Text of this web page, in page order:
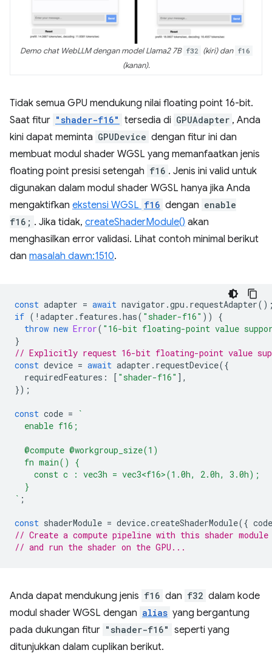
Demo chat WebLLM dengan model Llama2 7B f32 (kiri) dan f16
(kanan).
Tidak semua GPU mendukung nilai floating point 16-bit.
Saat fitur "shader-f16" tersedia di GPUAdapter , Anda
kini dapat meminta GPUDevice dengan fitur ini dan
membuat modul shader WGSL yang memanfaatkan jenis
floating point presisi setengah f16 . Jenis ini valid untuk
digunakan dalam modul shader WGSL hanya jika Anda
mengaktifkan ekstensi WGSL f16 dengan enable
f16; . Jika tidak, createShaderModule() akan
menghasilkan error validasi. Lihat contoh minimal berikut
dan masalah dawn:1510.
const adapter = await navigator .gpu . requestAdapter
if ( ! adapter . features .has( "shader-f16" ))
{
throw new Error( "16-bit floating-point value
}
// Explicitly request 16-bit floating-point value
const device = await adapter . requestDevice({
requiredFeatures : [ "shader-f16" ],
});
const code =
`
  enable f16;
  @compute @workgroup_size(1)
  fn main() {
    const c : vec3h = vec3<f16>(1.0h, 2.0h, 3.0h);
  }
` ;
const shaderModule = device.createShaderModule({ code
// Create a compute pipeline with this shader module
// and run the shader on the GPU...
Anda dapat mendukung jenis f16 dan f32 dalam kode
modul shader WGSL dengan alias yang bergantung
pada dukungan fitur "shader-f16" seperti yang
ditunjukkan dalam cuplikan berikut.